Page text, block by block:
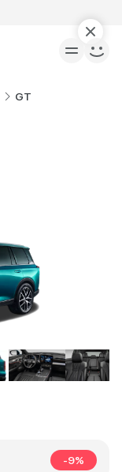
GT
-9%